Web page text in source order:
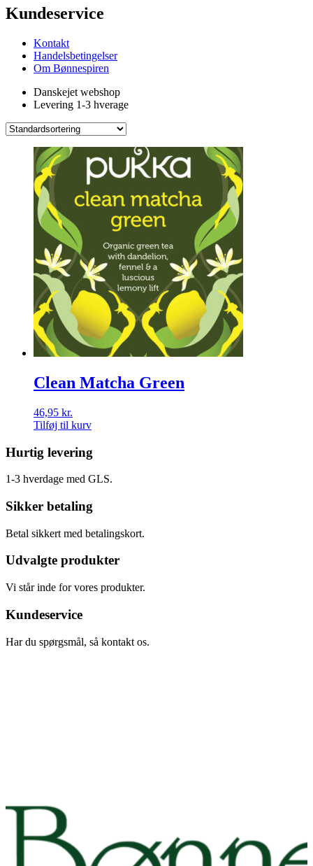
Kundeservice
Kontakt
Handelsbetingelser
Om Bønnespiren
Danskejet webshop
Levering 1-3 hverage
Clean Matcha Green
46,95 kr.
Tilføj til kurv
Hurtig levering
1-3 hverdage med GLS.
Sikker betaling
Betal sikkert med betalingskort.
Udvalgte produkter
Vi står inde for vores produkter.
Kundeservice
Har du spørgsmål, så kontakt os.